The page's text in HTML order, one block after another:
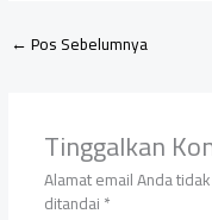
←Pos Sebelumnya
Tinggalkan
Alamat email Anda
ditandai*